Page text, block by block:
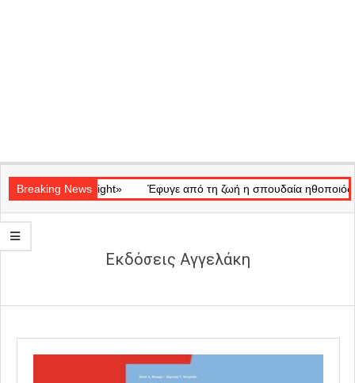
Navigation
Menu
Breaking News
«Ray of Light» Έφυγε από τη ζωή η σπουδαία ηθοποιός
Εκδόσεις Αγγελάκη